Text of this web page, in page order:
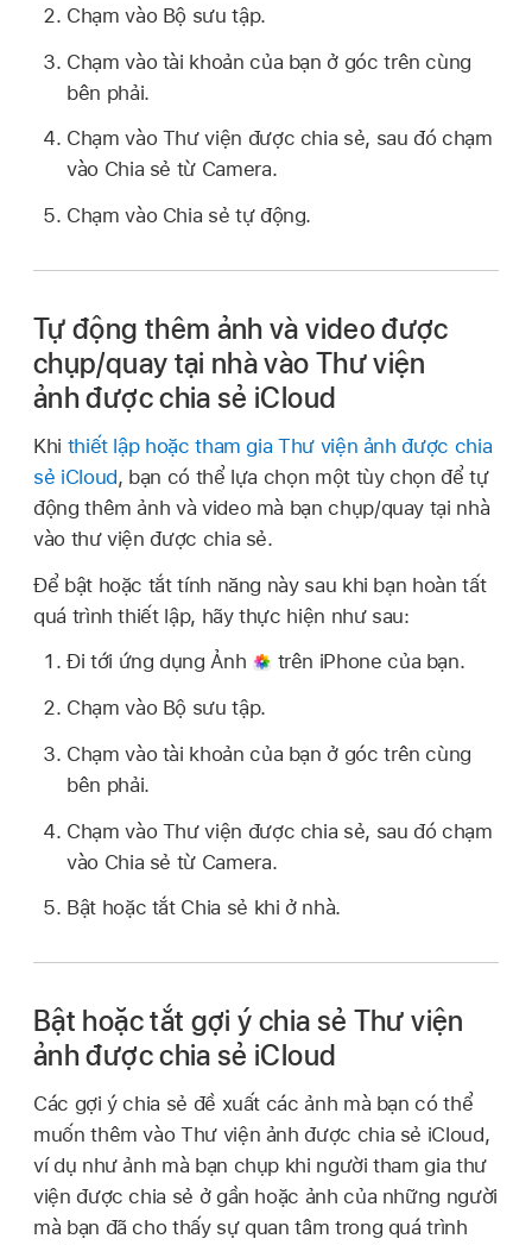
Chạm vào Bộ sưu tập.
Chạm vào tài khoản của bạn ở góc trên cùng
bên phải.
Chạm vào Thư viện được chia sẻ, sau đó chạm
vào Chia sẻ từ Camera.
Chạm vào Chia sẻ tự động.
Tự động thêm ảnh và video được
chụp/quay tại nhà vào Thư viện
ảnh được chia sẻ iCloud
Khi thiết lập hoặc tham gia Thư viện ảnh được chia
sẻ iCloud, bạn có thể lựa chọn một tùy chọn để tự
động thêm ảnh và video mà bạn chụp/quay tại nhà
vào thư viện được chia sẻ.
Để bật hoặc tắt tính năng này sau khi bạn hoàn tất
quá trình thiết lập, hãy thực hiện như sau:
Đi tới ứng dụng Ảnh
trên iPhone của bạn.
Chạm vào Bộ sưu tập.
Chạm vào tài khoản của bạn ở góc trên cùng
bên phải.
Chạm vào Thư viện được chia sẻ, sau đó chạm
vào Chia sẻ từ Camera.
Bật hoặc tắt Chia sẻ khi ở nhà.
Bật hoặc tắt gợi ý chia sẻ Thư viện
ảnh được chia sẻ iCloud
Các gợi ý chia sẻ đề xuất các ảnh mà bạn có thể
muốn thêm vào Thư viện ảnh được chia sẻ iCloud,
ví dụ như ảnh mà bạn chụp khi người tham gia thư
viện được chia sẻ ở gần hoặc ảnh của những người
mà bạn đã cho thấy sự quan tâm trong quá trình